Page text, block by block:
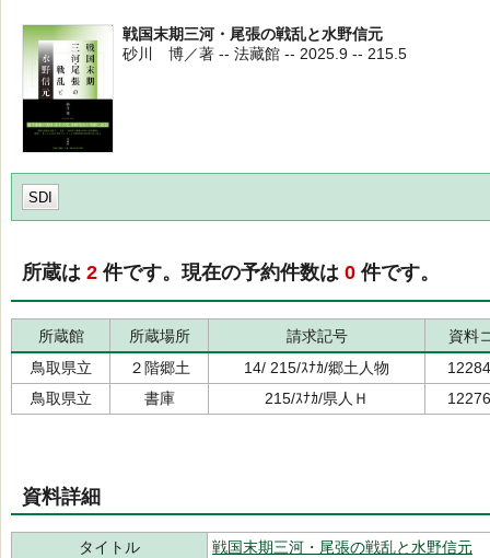
戦国末期三河・尾張の戦乱と水野信元
砂川 博／著 -- 法藏館 -- 2025.9 -- 215.5
SDI
所蔵は 2 件です。現在の予約件数は 0 件です。
所蔵館 所蔵場所 請求記号
資料
鳥取県立
２階郷土 14/ 215/ｽﾅｶ/郷土人物
鳥取県立
書庫 215/ｽﾅｶ/県人Ｈ
資料詳細
タイトル
戦国末期三河・尾張の戦乱と水野信元